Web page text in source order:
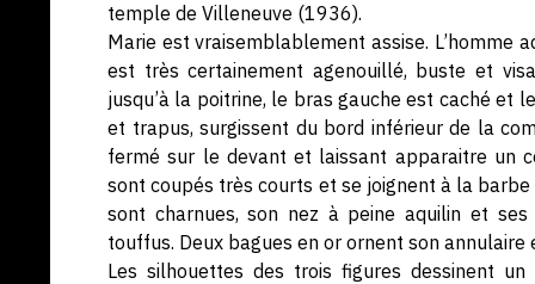
temple de Villeneuve (1936).
Marie est vraisemblablement assise. L’homme
est très certainement agenouillé, buste et
jusqu’à la poitrine, le bras gauche est caché et
et trapus, surgissent du bord inférieur de la
fermé sur le devant et laissant apparaitre un
sont coupés très courts et se joignent à la
sont charnues, son nez à peine aquilin et
touffus. Deux bagues en or ornent son annulaire
Les silhouettes des trois figures dessinent